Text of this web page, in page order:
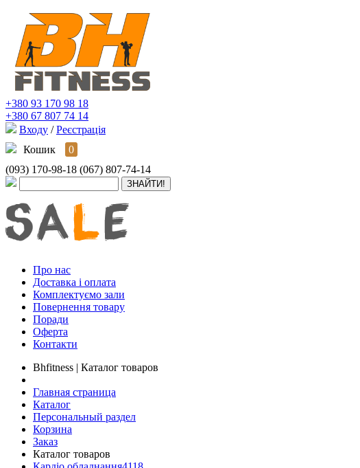
+380 93 170 98 18
+380 67 807 74 14
Входу / Реєстрація
Кошик
0
(093) 170-98-18 (067) 807-74-14
Про нас
Доставка і оплата
Комплектуємо зали
Повернення товару
Поради
Оферта
Контакти
Bhfitness | Каталог товаров
Главная страница
Каталог
Персональный раздел
Корзина
Заказ
Каталог товаров